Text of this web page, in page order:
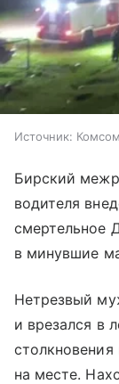
Источник:
Бирский
водителя
смертельное
в минувшие
Нетрезвый
и врезался в
столкновения
на месте.